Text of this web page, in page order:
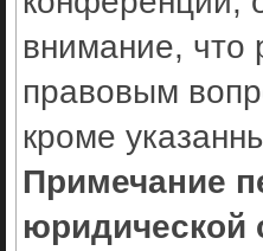
внимание, что
правовым
кроме
Примечание
юридической